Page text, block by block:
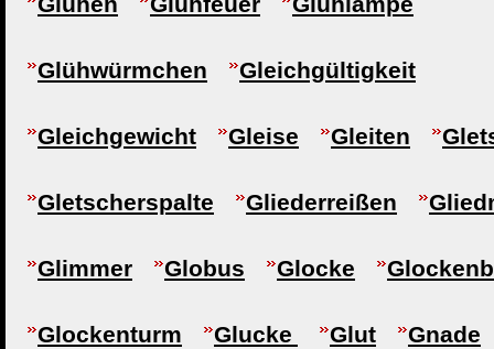
Glühwürmchen Gleichgültigkeit
Gleichgewicht Gleise Gleiten
Gletscherspalte Gliederreißen
Glimmer Globus Glocke
Glockenturm Glucke Glut Gnade